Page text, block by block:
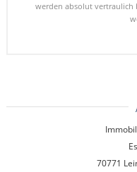
werden absolut
70771